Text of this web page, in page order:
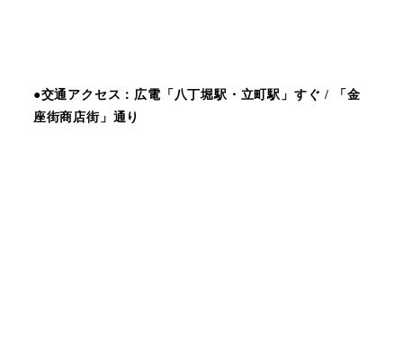
●交通アクセス：広電「八丁堀駅・立町駅」すぐ / 「金
座街商店街」通り